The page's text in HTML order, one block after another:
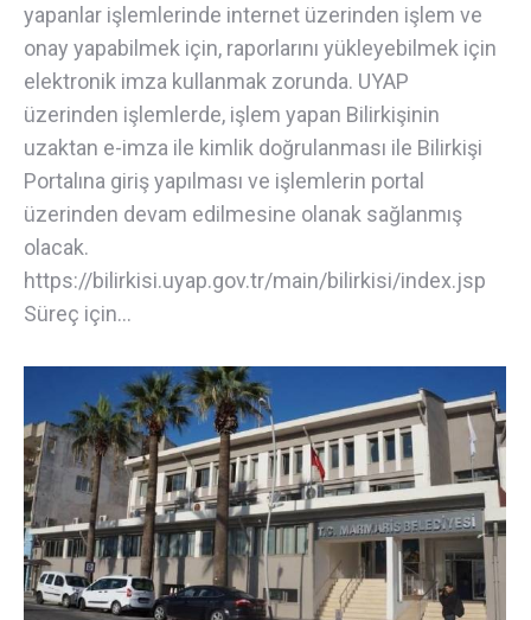
yapanlar işlemlerinde internet üzerinden işlem ve
onay yapabilmek için, raporlarını yükleyebilmek için
elektronik imza kullanmak zorunda. UYAP
üzerinden işlemlerde, işlem yapan Bilirkişinin
uzaktan e-imza ile kimlik doğrulanması ile Bilirkişi
Portalına giriş yapılması ve işlemlerin portal
üzerinden devam edilmesine olanak sağlanmış
olacak.
https://bilirkisi.uyap.gov.tr/main/bilirkisi/index.jsp
Süreç için…